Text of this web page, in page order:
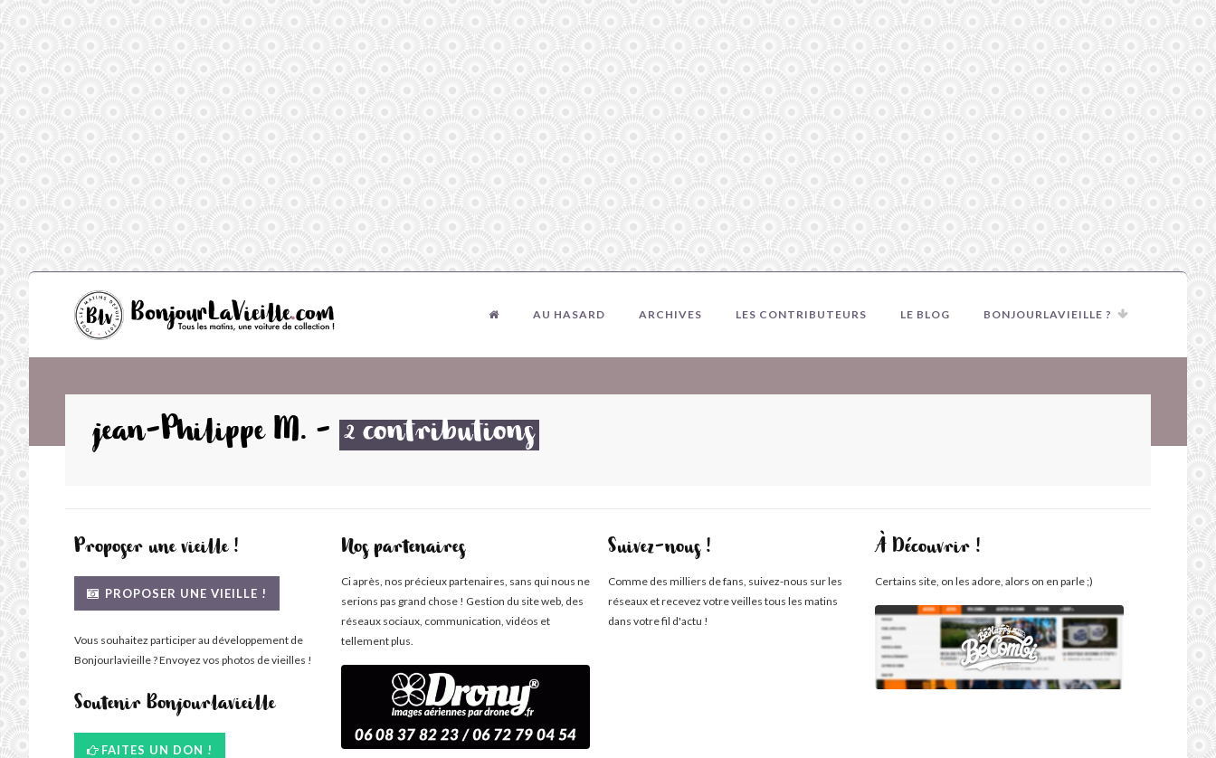
AU HASARD ARCHIVES LES CONTRIBUTEURS LE BLOG BONJOURLAVIEILLE ?
jean-Philippe M. - 2 contributions
Proposer une vieille !
PROPOSER UNE VIEILLE !
Vous souhaitez participer au développement de
Bonjourlavieille ? Envoyez vos photos de vieilles !
Soutenir Bonjourlavieille
FAITES UN DON !
Nos partenaires
Ci après, nos précieux partenaires, sans qui nous ne
serions pas grand chose ! Gestion du site web, des
réseaux sociaux, communication, vidéos et
tellement plus.
Suivez-nous !
Comme des milliers de fans, suivez-nous sur les
réseaux et recevez votre veilles tous les matins
dans votre fil d'actu !
À Découvrir !
Certains site, on les adore, alors on en parle ;)